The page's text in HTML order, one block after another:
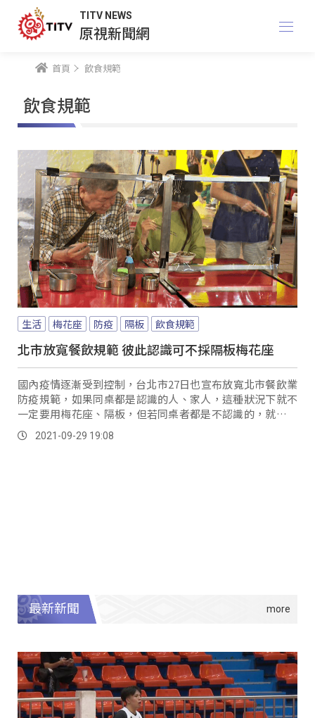
TITV NEWS
原視新聞網
首頁 飲食規範
飲食規範
生活 梅花座 防疫 隔板 飲食規範
北市放寬餐飲規範 彼此認識可不採隔板梅花座
國內疫情逐漸受到控制，台北市27日也宣布放寬北市餐飲業
防疫規範，如果同桌都是認識的人、家人，這種狀況下就不
一定要用梅花座、隔板，但若同桌者都是不認識的，就應該
要維持梅花座、隔板。
2021-09-29 19:08
最新新聞